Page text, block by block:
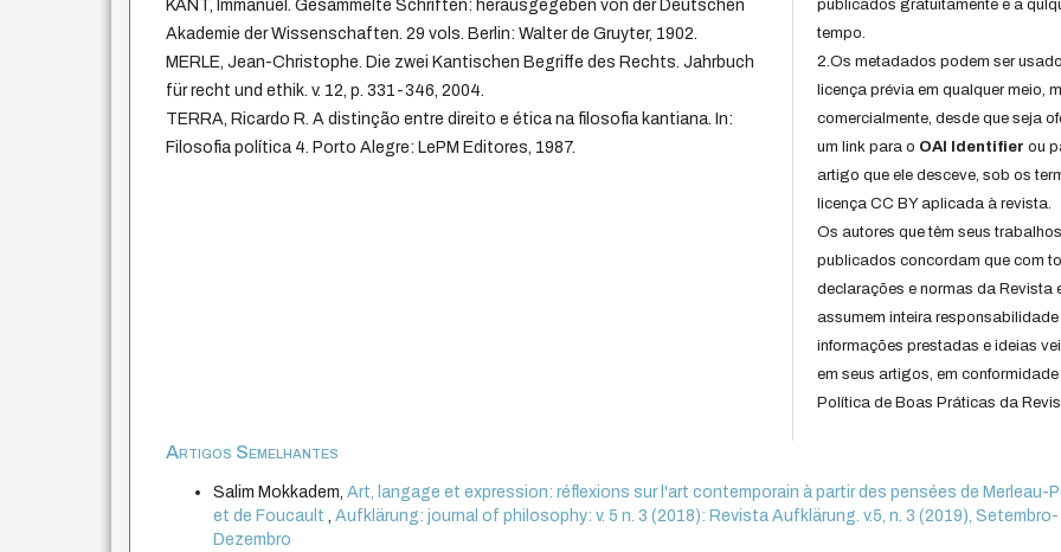
KANT, Immanuel. Gesammelte Schriften: herausgegeben von der Deutschen
Akademie der Wissenschaften. 29 vols. Berlin: Walter de Gruyter, 1902.
MERLE, Jean-Christophe. Die zwei Kantischen Begriffe des Rechts. Jahrbuch
für recht und ethik. v. 12, p. 331-346, 2004.
TERRA, Ricardo R. A distinção entre direito e ética na filosofia kantiana. In:
Filosofia política 4. Porto Alegre: LePM Editores, 1987.
publicados gratuitamente e a
tempo.
2.Os metadados podem ser
licença prévia em qualquer meio,
comercialmente, desde que seja
um link para o OAI Identifier ou
artigo que ele desceve, sob os
licença CC BY aplicada à revista.
Os autores que têm seus trabalhos
publicados concordam que com
declarações e normas da Revista
assumem inteira responsabilidade
informações prestadas e ideias
em seus artigos, em
Política de Boas Práticas da
Artigos Semelhantes
Salim Mokkadem,Art, langage et expression: réflexions sur l'art contemporain à partir des pensées de Merleau-
et de Foucault,Aufklärung: journal of philosophy: v. 5 n. 3 (2018): Revista Aufklärung. v.5, n. 3 (2019), Setembro-
Dezembro